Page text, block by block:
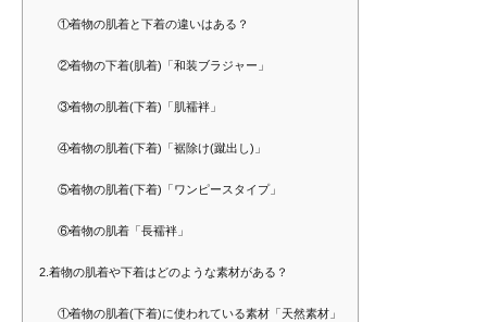
①着物の肌着と下着の違いはある？
②着物の下着(肌着)「和装ブラジャー」
③着物の肌着(下着)「肌襦袢」
④着物の肌着(下着)「裾除け(蹴出し)」
⑤着物の肌着(下着)「ワンピースタイプ」
⑥着物の肌着「長襦袢」
2.着物の肌着や下着はどのような素材がある？
①着物の肌着(下着)に使われている素材「天然素材」